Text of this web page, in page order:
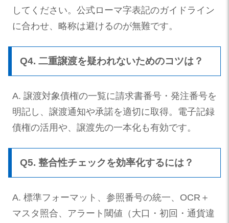
してください。公式ローマ字表記のガイドライン
に合わせ、略称は避けるのが無難です。
Q4. 二重譲渡を疑われないためのコツは？
A. 譲渡対象債権の一覧に請求書番号・発注番号を
明記し、譲渡通知や承諾を適切に取得。電子記録
債権の活用や、譲渡先の一本化も有効です。
Q5. 整合性チェックを効率化するには？
A. 標準フォーマット、参照番号の統一、OCR＋
マスタ照合、アラート閾値（大口・初回・通貨違